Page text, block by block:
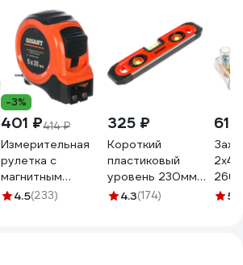
-3%
401 ₽414 ₽
Измерительная
рулетка с
магнитным
крюком, 5x25мм
4.5(233)
325 ₽
Короткий
пластиковый
уровень 230мм
Gigant GW230
4.3(174)
61 ₽
5